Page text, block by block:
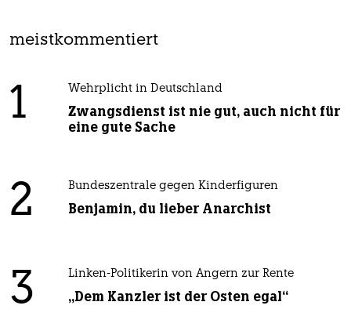
meistkommentiert
1 Wehrplicht in Deutschland
Zwangsdienst ist nie gut, auch nicht für
eine gute Sache
2 Bundeszentrale gegen Kinderfiguren
Benjamin, du lieber Anarchist
3 Linken-Politikerin von Angern zur Rente
„Dem Kanzler ist der Osten egal“